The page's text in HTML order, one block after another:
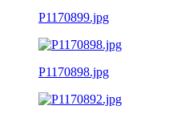
P1170899.jpg
P1170898.jpg